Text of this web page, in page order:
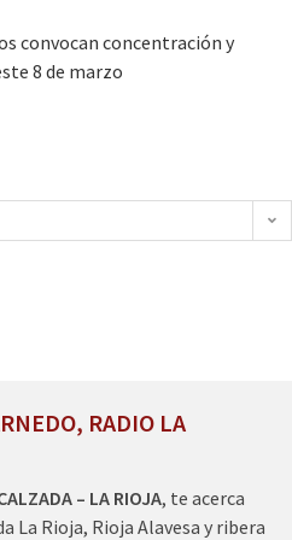
convocan concentración y
8 de marzo
RADIO LA
– LA RIOJA, te acerca
La Rioja, Rioja Alavesa y ribera